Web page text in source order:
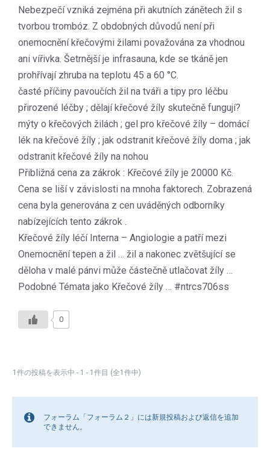
Nebezpečí vzniká zejména při akutních zánětech žil s
tvorbou trombóz. Z obdobných důvodů není při
onemocnění křečovými žilami považována za vhodnou
ani vířivka. Šetrnější je infrasauna, kde se tkáně jen
prohřívají zhruba na teplotu 45 a 60 °C.
časté příčiny pavoučích žil na tváři a tipy pro léčbu
přirozené léčby ; dělají křečové žíly skutečně fungují?
mýty o křečových žilách ; gel pro křečové žíly – domácí
lék na křečové žíly ; jak odstranit křečové žíly doma ; jak
odstranit křečové žíly na nohou
Přibližná cena za zákrok : Křečové žíly je 20000 Kč.
Cena se liší v závislosti na mnoha faktorech. Zobrazená
cena byla generována z cen uváděných odborníky
nabízejících tento zákrok .
Křečové žíly léčí Interna – Angiologie a patří mezi
Onemocnění tepen a žil … žil a nakonec zvětšující se
děloha v malé pánvi může částečně utlačovat žíly …
Podobné Témata jako Křečové žíly … #ntrcs706ss
0
1件の投稿を表示中 - 1 - 1件目 (全1件中)
フォーラム「フォーラム２」には新規投稿および返信を追加
できません。